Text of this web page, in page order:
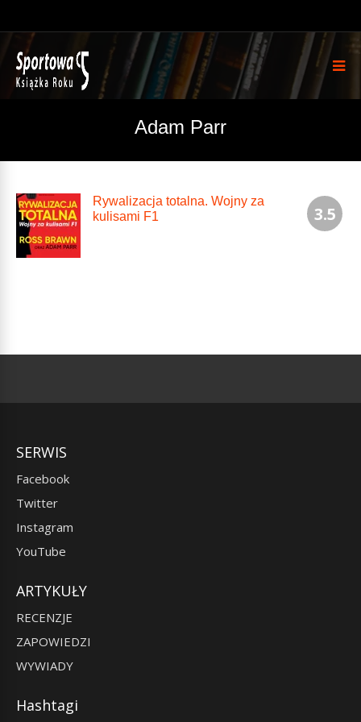
Adam Parr
3.5
Rywalizacja totalna. Wojny za
kulisami F1
SERWIS
Facebook
Twitter
Instagram
YouTube
ARTYKUŁY
RECENZJE
ZAPOWIEDZI
WYWIADY
Hashtagi